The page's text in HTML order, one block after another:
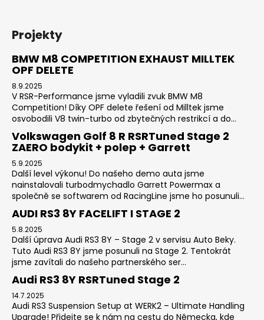
Projekty
BMW M8 COMPETITION EXHAUST MILLTEK
OPF DELETE
8.9.2025
V RSR-Performance jsme vyladili zvuk BMW M8
Competition! Díky OPF delete řešení od Milltek jsme
osvobodili V8 twin-turbo od zbytečných restrikcí a do...
Volkswagen Golf 8 R RSRTuned Stage 2
ZAERO bodykit + polep + Garrett
5.9.2025
Další level výkonu! Do našeho demo auta jsme
nainstalovali turbodmychadlo Garrett Powermax a
společně se softwarem od RacingLine jsme ho posunuli...
AUDI RS3 8Y FACELIFT I STAGE 2
5.8.2025
Další úprava Audi RS3 8Y – Stage 2 v servisu Auto Beky.
Tuto Audi RS3 8Y jsme posunuli na Stage 2. Tentokrát
jsme zavítali do našeho partnerského ser...
Audi RS3 8Y RSRTuned Stage 2
14.7.2025
Audi RS3 Suspension Setup at WERK2 – Ultimate Handling
Upgrade! Přidejte se k nám na cestu do Německa, kde